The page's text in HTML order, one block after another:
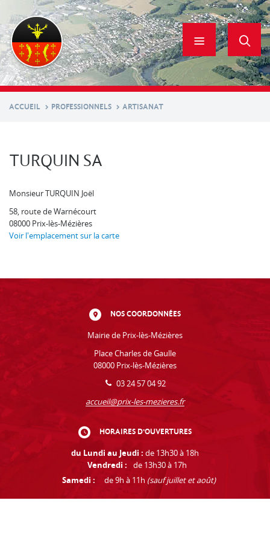
contenu
principal
ACCUEIL PROFESSIONNELS ARTISANAT
TURQUIN SA
Monsieur TURQUIN Joël
58, route de Warnécourt
08000 Prix-lès-Mézières
Voir l'emplacement sur la carte
NOS COORDONNÉES
Mairie de Prix-lès-Mézières
Place Charles de Gaulle
08000 Prix-lès-Mézières
03 24 57 04 92
accueil@prix-les-mezieres.fr
HORAIRES D'OUVERTURES
du Lundi au Jeudi : de 13h30 à 18h
Vendredi :
de 13h30 à 17h
Samedi :
de 9h à 11h (sauf juillet et août)